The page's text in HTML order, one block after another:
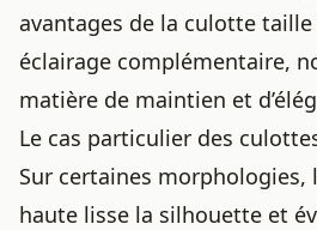
avantages de la culotte
éclairage complémentaire,
matière de maintien et
Le cas particulier des
Sur certaines
haute lisse la silhouette et